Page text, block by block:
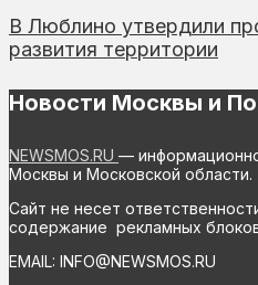
В Люблино утвердили
развития территории
Новости Москвы и
NEWSMOS.RU —
Москвы и Московской области.
Сайт не несет
содержание рекламных
EMAIL: INFO@NEWSMOS.RU